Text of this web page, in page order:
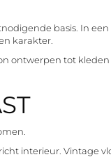
basis. In
karakter.
ontwerpen tot
interieur. Vintage